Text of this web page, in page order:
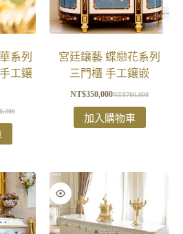
系列
工鑲
宮廷鑲藝 蝶戀花系列
三門櫃 手工鑲嵌
NT$700,000
NT$350,000
加入購物車